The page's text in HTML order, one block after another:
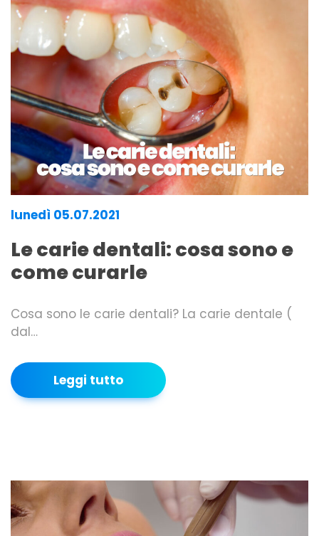
lunedì 05.07.2021
Le carie dentali: cosa sono e
come curarle
Cosa sono le carie dentali? La carie dentale (
dal…
Leggi tutto